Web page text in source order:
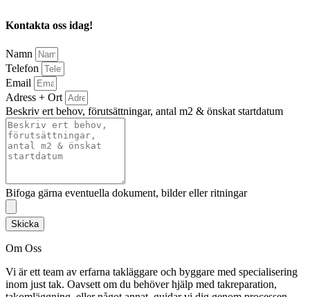
Kontakta oss idag!
Namn
Telefon
Email
Adress + Ort
Beskriv ert behov, förutsättningar, antal m2 & önskat startdatum
Bifoga gärna eventuella dokument, bilder eller ritningar
Skicka
Om Oss
Vi är ett team av erfarna takläggare och byggare med specialisering
inom just tak. Oavsett om du behöver hjälp med takreparation,